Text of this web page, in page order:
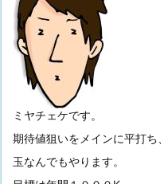
ミヤチェケです。
期待値狙いをメインに平打ち、
玉なんでもやります。